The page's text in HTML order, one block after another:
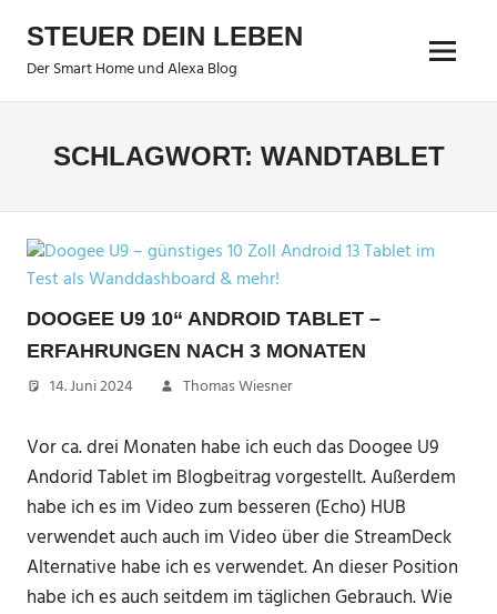
Inhalt
springen
STEUER DEIN LEBEN
Der Smart Home und Alexa Blog Menu
SCHLAGWORT: WANDTABLET
DOOGEE U9 10“ ANDROID TABLET –
ERFAHRUNGEN NACH 3 MONATEN
14. Juni 2024 Thomas Wiesner
Vor ca. drei Monaten habe ich euch das Doogee U9
Andorid Tablet im Blogbeitrag vorgestellt. Außerdem
habe ich es im Video zum besseren (Echo) HUB
verwendet auch auch im Video über die StreamDeck
Alternative habe ich es verwendet. An dieser Position
habe ich es auch seitdem im täglichen Gebrauch. Wie